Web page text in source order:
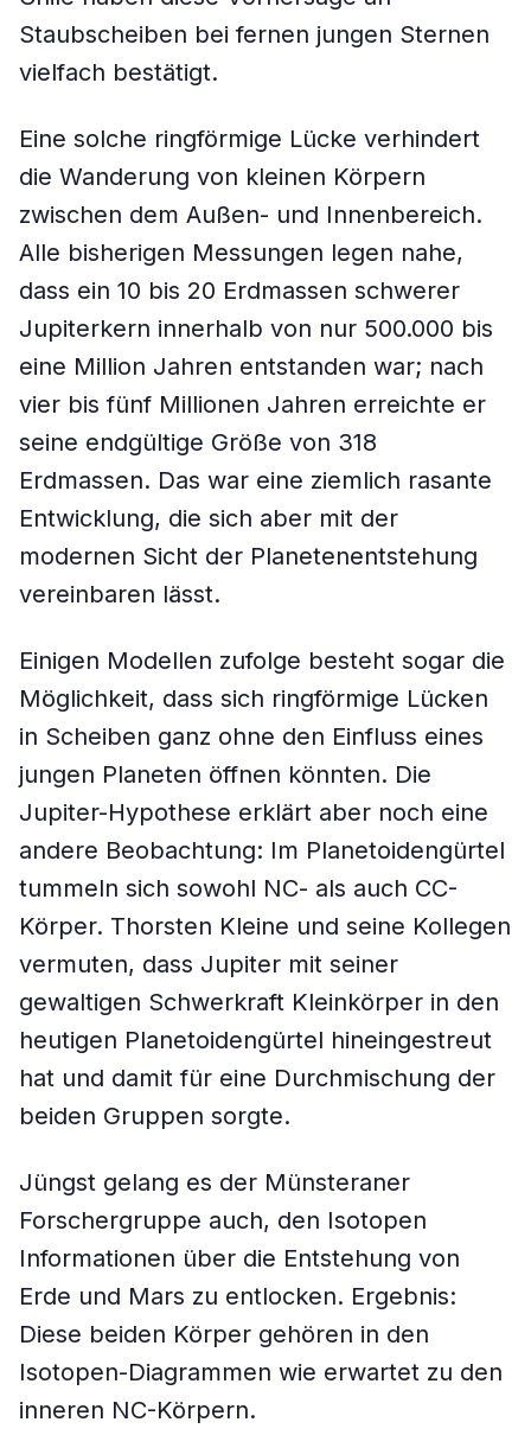
Staubscheiben bei fernen jungen Sternen
vielfach bestätigt.
Eine solche ringförmige Lücke verhindert
die Wanderung von kleinen Körpern
zwischen dem Außen- und Innenbereich.
Alle bisherigen Messungen legen nahe,
dass ein 10 bis 20 Erdmassen schwerer
Jupiterkern innerhalb von nur 500.000 bis
eine Million Jahren entstanden war; nach
vier bis fünf Millionen Jahren erreichte er
seine endgültige Größe von 318
Erdmassen. Das war eine ziemlich rasante
Entwicklung, die sich aber mit der
modernen Sicht der Planetenentstehung
vereinbaren lässt.
Einigen Modellen zufolge besteht sogar die
Möglichkeit, dass sich ringförmige Lücken
in Scheiben ganz ohne den Einfluss eines
jungen Planeten öffnen könnten. Die
Jupiter-Hypothese erklärt aber noch eine
andere Beobachtung: Im Planetoidengürtel
tummeln sich sowohl NC- als auch CC-
Körper. Thorsten Kleine und seine Kollegen
vermuten, dass Jupiter mit seiner
gewaltigen Schwerkraft Kleinkörper in den
heutigen Planetoidengürtel hineingestreut
hat und damit für eine Durchmischung der
beiden Gruppen sorgte.
Jüngst gelang es der Münsteraner
Forschergruppe auch, den Isotopen
Informationen über die Entstehung von
Erde und Mars zu entlocken. Ergebnis:
Diese beiden Körper gehören in den
Isotopen-Diagrammen wie erwartet zu den
inneren NC-Körpern.